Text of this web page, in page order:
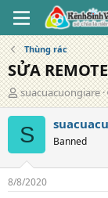
Thùng rác
SỬA
T
á
c
g
ả
suacuacuongiare
S Banned
8/8/2020